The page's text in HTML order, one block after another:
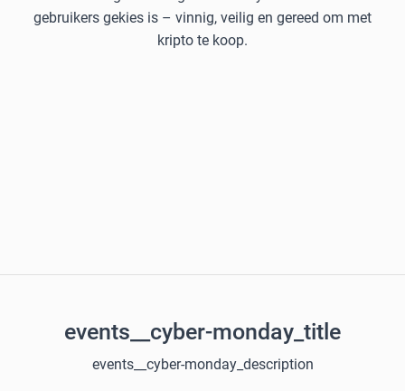
gebruikers gekies is – vinnig, veilig en gereed om met
kripto te koop.
events__cyber-monday_title
events__cyber-monday_description